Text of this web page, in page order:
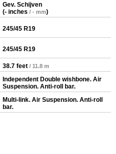
Gev. Schijven
(- inches / - mm)
245/45 R19
245/45 R19
38.7 feet / 11.8 m
Independent Double wishbone. Air
Suspension. Anti-roll bar.
Multi-link. Air Suspension. Anti-roll
bar.